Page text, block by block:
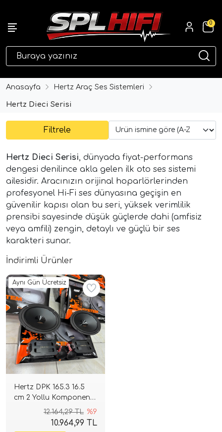
0
Anasayfa Hertz Araç Ses Sistemleri
Hertz Dieci Serisi
Filtrele
Hertz Dieci Serisi, dünyada fiyat-performans
dengesi denilince akla gelen ilk oto ses sistemi
ailesidir. Aracınızın orijinal hoparlörlerinden
profesyonel Hi-Fi ses dünyasına geçişin en
güvenilir kapısı olan bu seri, yüksek verimlilik
prensibi sayesinde düşük güçlerde dahi (amfisiz
veya amfili) zengin, detaylı ve güçlü bir ses
karakteri sunar.
İndirimli Ürünler
Hertz DPK 165.3 16.5
cm 2 Yollu Komponent
Seti | 80 W RMS / 160 W
Peak | 93 dB | 4 Ohm |
12.164,29 TL %9
10.964,99 TL
Aynı Gün Ücretsiz